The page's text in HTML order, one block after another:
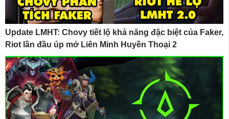
Update LMHT: Chovy tiết lộ khả năng đặc biệt của Faker,
Riot lần đầu úp mở Liên Minh Huyền Thoại 2